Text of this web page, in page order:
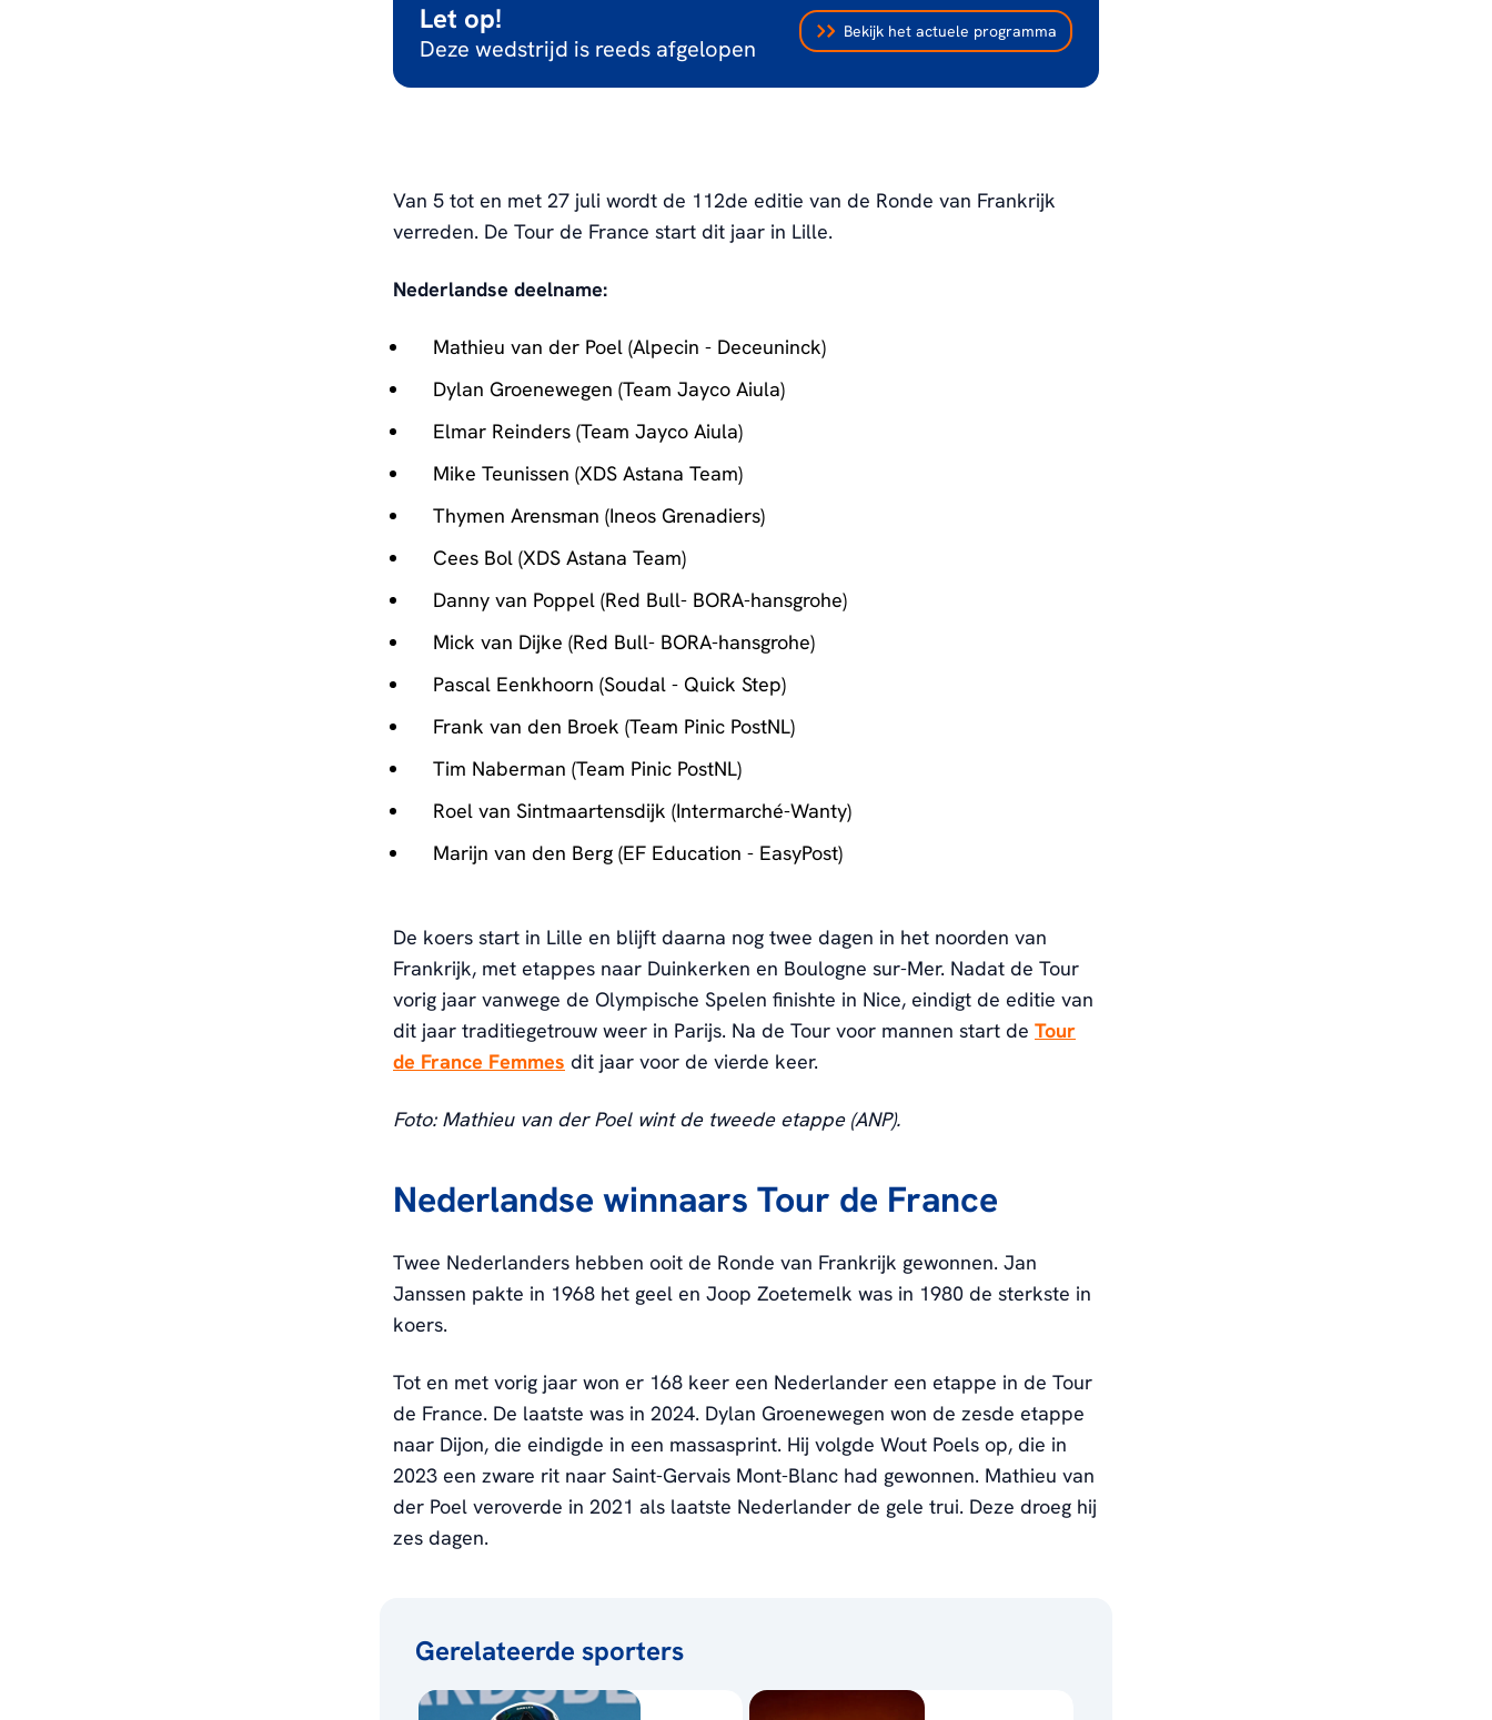
Let op!
Deze wedstrijd is reeds afgelopen
Bekijk het actuele programma
Van 5 tot en met 27 juli wordt de 112de editie van de Ronde van Frankrijk
verreden. De Tour de France start dit jaar in Lille.
Nederlandse deelname:
Mathieu van der Poel (Alpecin - Deceuninck)
Dylan Groenewegen (Team Jayco Aiula)
Elmar Reinders (Team Jayco Aiula)
Mike Teunissen (XDS Astana Team)
Thymen Arensman (Ineos Grenadiers)
Cees Bol (XDS Astana Team)
Danny van Poppel (Red Bull- BORA-hansgrohe)
Mick van Dijke (Red Bull- BORA-hansgrohe)
Pascal Eenkhoorn (Soudal - Quick Step)
Frank van den Broek (Team Pinic PostNL)
Tim Naberman (Team Pinic PostNL)
Roel van Sintmaartensdijk (Intermarché-Wanty)
Marijn van den Berg (EF Education - EasyPost)
De koers start in Lille en blijft daarna nog twee dagen in het noorden van
Frankrijk, met etappes naar Duinkerken en Boulogne sur-Mer. Nadat de Tour
vorig jaar vanwege de Olympische Spelen finishte in Nice, eindigt de editie van
dit jaar traditiegetrouw weer in Parijs. Na de Tour voor mannen start de Tour
de France Femmes dit jaar voor de vierde keer.
Foto: Mathieu van der Poel wint de tweede etappe (ANP).
Nederlandse winnaars Tour de France
Twee Nederlanders hebben ooit de Ronde van Frankrijk gewonnen. Jan
Janssen pakte in 1968 het geel en Joop Zoetemelk was in 1980 de sterkste in
koers.
Tot en met vorig jaar won er 168 keer een Nederlander een etappe in de Tour
de France. De laatste was in 2024. Dylan Groenewegen won de zesde etappe
naar Dijon, die eindigde in een massasprint. Hij volgde Wout Poels op, die in
2023 een zware rit naar Saint-Gervais Mont-Blanc had gewonnen. Mathieu van
der Poel veroverde in 2021 als laatste Nederlander de gele trui. Deze droeg hij
zes dagen.
Gerelateerde sporters